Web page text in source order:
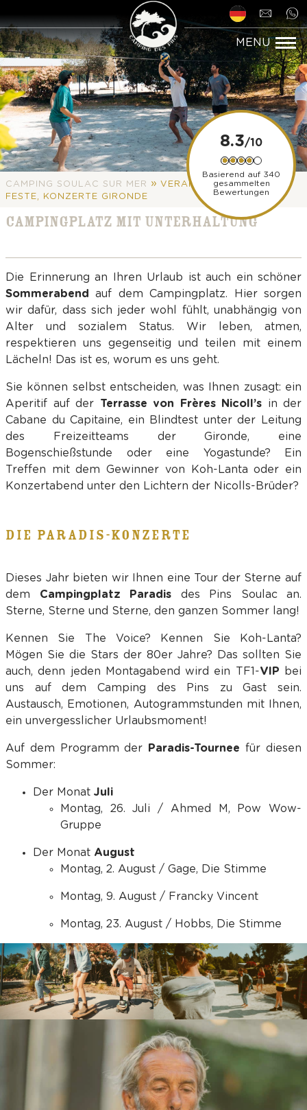
CAMPING SOULAC SUR MER » VERANSTALTUNGEN,
FESTE, KONZERTE GIRONDE
CAMPINGPLATZ MIT UNTERHALTUNG
Die Erinnerung an Ihren Urlaub ist auch ein schöner
Sommerabend
auf dem Campingplatz. Hier sorgen
wir dafür, dass sich jeder wohl fühlt, unabhängig von
Alter und sozialem Status. Wir leben, atmen,
respektieren uns gegenseitig und teilen mit einem
Lächeln! Das ist es, worum es uns geht.
Sie können selbst entscheiden, was Ihnen zusagt: ein
Aperitif auf der Terrasse von Frères Nicoll’s in der
Cabane du Capitaine, ein Blindtest unter der Leitung
des Freizeitteams der Gironde, eine
Bogenschießstunde oder eine Yogastunde? Ein
Treffen mit dem Gewinner von Koh-Lanta oder ein
Konzertabend unter den Lichtern der Nicolls-Brüder?
DIE PARADIS-KONZERTE
Dieses Jahr bieten wir Ihnen eine Tour der Sterne auf
dem Campingplatz Paradis des Pins Soulac an.
Sterne, Sterne und Sterne, den ganzen Sommer lang!
Kennen Sie The Voice? Kennen Sie Koh-Lanta?
Mögen Sie die Stars der 80er Jahre? Das sollten Sie
auch, denn jeden Montagabend wird ein TF1-VIP bei
uns auf dem Camping des Pins zu Gast sein.
Austausch, Emotionen, Autogrammstunden mit Ihnen,
ein unvergesslicher Urlaubsmoment!
Auf dem Programm der Paradis-Tournee für diesen
Sommer:
Der Monat Juli
Montag, 26. Juli / Ahmed M, Pow Wow-
Gruppe
Der Monat August
Montag, 2. August / Gage, Die Stimme
Montag, 9. August / Francky Vincent
Montag, 23. August / Hobbs, Die Stimme
8.3
Basierend auf 340
gesammelten
Bewertungen